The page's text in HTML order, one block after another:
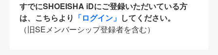
すでにSHOEISHA iDにご登録いただいている方
は、こちらより 「ログイン」 してください。
（旧SEメンバーシップ登録者を含む）